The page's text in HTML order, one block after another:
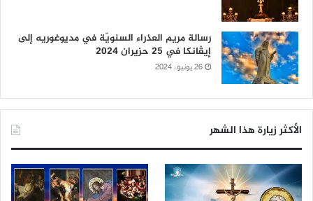
رسالة مريم العذراء السنويّة في مديوغوريه إلى
إيڤانكا في 25 حزيران 2024
26 يونيو، 2024
الأكثر زيارة هذا الشهر